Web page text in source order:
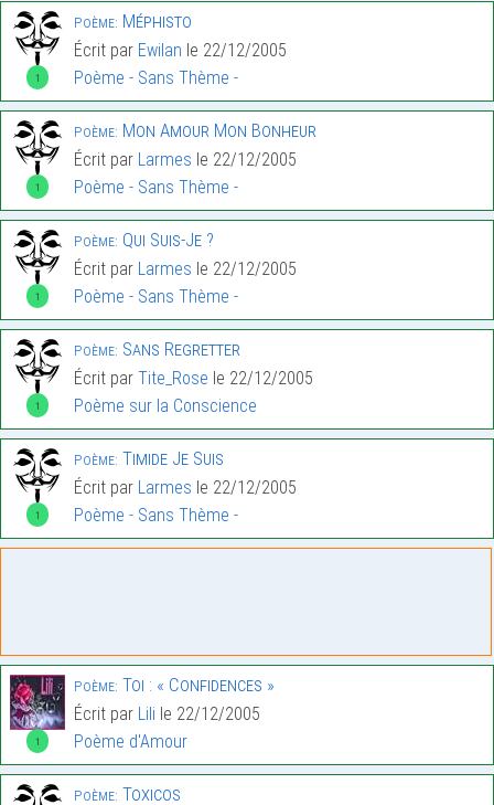
1
Poème: Méphisto
Écrit par Ewilan le 22/12/2005
Poème - Sans Thème -
1
Poème: Mon Amour Mon Bonheur
Écrit par Larmes le 22/12/2005
Poème - Sans Thème -
1
Poème: Qui Suis-Je ?
Écrit par Larmes le 22/12/2005
Poème - Sans Thème -
1
Poème: Sans Regretter
Écrit par Tite_Rose le 22/12/2005
Poème sur la Conscience
1
Poème: Timide Je Suis
Écrit par Larmes le 22/12/2005
Poème - Sans Thème -
1
Poème: Toi : « Confidences »
Écrit par Lili le 22/12/2005
Poème d'Amour
Poème: Toxicos